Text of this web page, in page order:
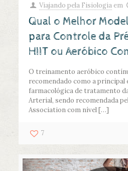
Viajando pela Fisiologia em
Qual o Melhor
para Controle da
HIIT ou Aeróbico
O treinamento aeróbico
recomendado como a principal
farmacológica de tratamento
Arterial, sendo recomendada
Association com nível[…]
7